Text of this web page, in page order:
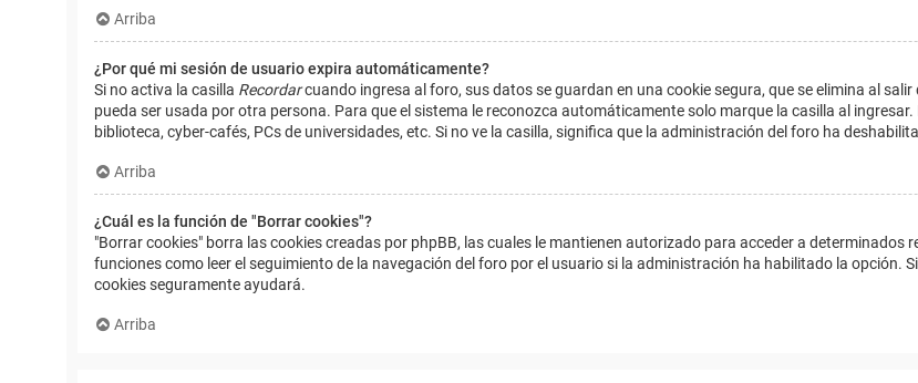
Arriba
¿Por qué mi sesión de usuario expira automáticamente?
Si no activa la casilla Recordarcuando ingresa al foro, sus datos se guardan en una cookie segura, que se elimina al
pueda ser usada por otra persona. Para que el sistema le reconozca automáticamente solo marque la casilla al
biblioteca, cyber-cafés, PCs de universidades, etc. Si no ve la casilla, significa que la administración del foro ha
Arriba
¿Cuál es la función de "Borrar cookies"?
"Borrar cookies" borra las cookies creadas por phpBB, las cuales le mantienen autorizado para acceder a
funciones como leer el seguimiento de la navegación del foro por el usuario si la administración ha habilitado la opción.
cookies seguramente ayudará.
Arriba